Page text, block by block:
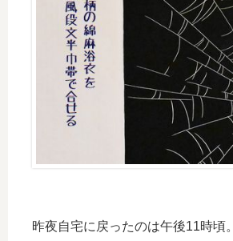
昨夜自宅に戻ったのは午後11時頃。